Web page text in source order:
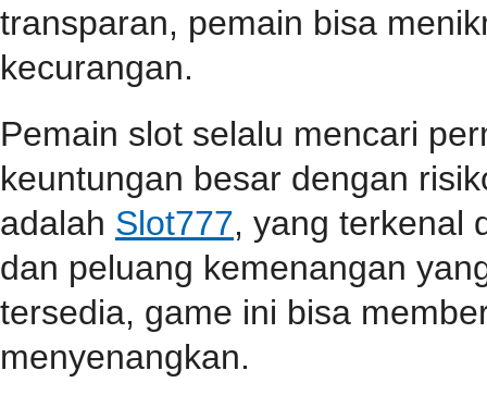
transparan, pemain bisa
kecurangan.
Pemain slot selalu mencari
keuntungan besar dengan
adalah Slot777, yang terkenal
dan peluang kemenangan
tersedia, game ini bisa
menyenangkan.